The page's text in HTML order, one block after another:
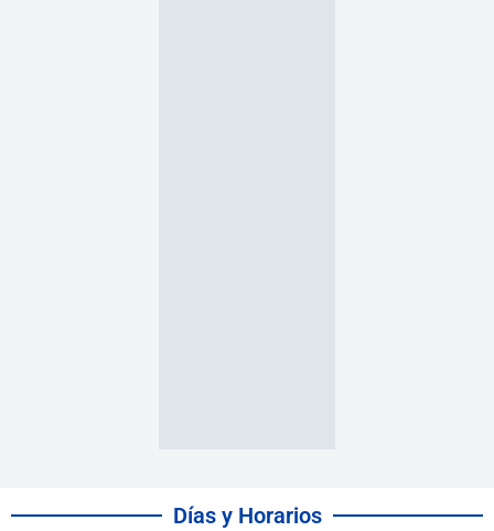
Días y Horarios